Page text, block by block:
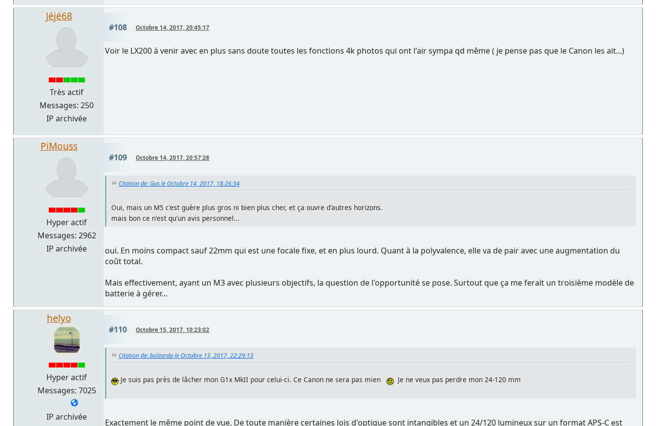
Jéjé68
Très actif
Messages: 250
IP archivée
#108 Octobre 14, 2017, 20:45:17
Voir le LX200 à venir avec en plus sans doute toutes les fonctions 4k photos qui ont l'air sympa qd même ( je pense pas que le Canon les ait...)
PiMouss
Hyper actif
Messages: 2962
IP archivée
#109 Octobre 14, 2017, 20:57:28
Citation de: Gus le Octobre 14, 2017, 18:26:34
Oui, mais un M5 c'est guère plus gros ni bien plus cher, et ça ouvre d'autres horizons.
mais bon ce n'est qu'un avis personnel...
oui. En moins compact sauf 22mm qui est une focale fixe, et en plus lourd. Quant à la polyvalence, elle va de pair avec une augmentation du
coût total.
Mais effectivement, ayant un M3 avec plusieurs objectifs, la question de l'opportunité se pose. Surtout que ça me ferait un troisième modèle de
batterie à gérer...
helyo
Hyper actif
Messages: 7025
IP archivée
#110 Octobre 15, 2017, 10:23:02
Citation de: bolzardp le Octobre 13, 2017, 22:29:13
Je suis pas près de lâcher mon G1x MkII pour celui-ci. Ce Canon ne sera pas mien Je ne veux pas perdre mon 24-120 mm
Exactement le même point de vue. De toute manière certaines lois d'optique sont intangibles et un 24/120 lumineux sur un format APS-C est